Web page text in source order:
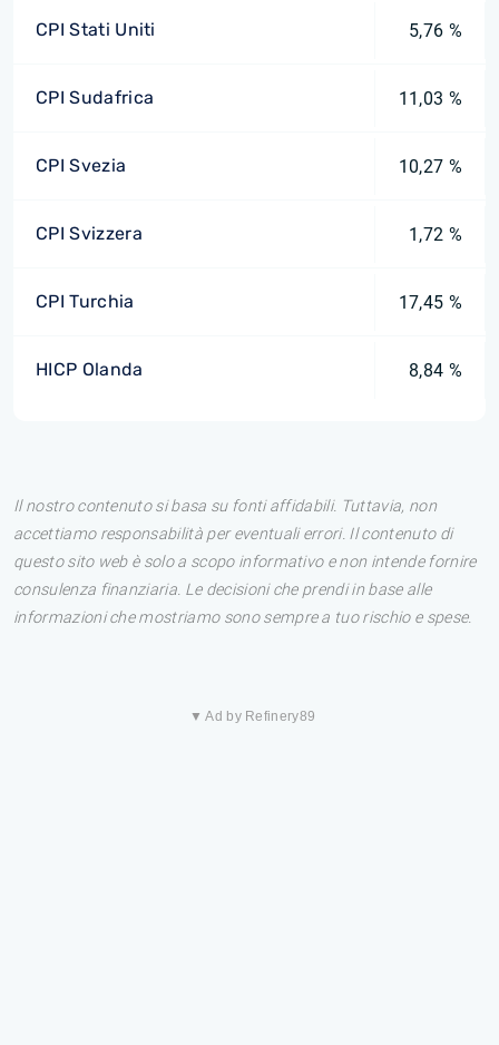
CPI Stati Uniti 5,76 %
CPI Sudafrica 11,03 %
CPI Svezia 10,27 %
CPI Svizzera 1,72 %
CPI Turchia 17,45 %
HICP Olanda 8,84 %
Il nostro contenuto si basa su fonti affidabili. Tuttavia, non
accettiamo responsabilità per eventuali errori. Il contenuto di
questo sito web è solo a scopo informativo e non intende fornire
consulenza finanziaria. Le decisioni che prendi in base alle
informazioni che mostriamo sono sempre a tuo rischio e spese.
▼ Ad by Refinery89